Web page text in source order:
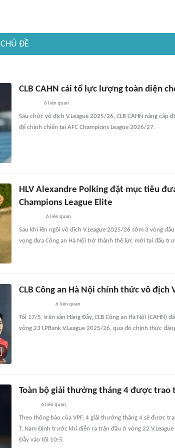
CHỦ ĐỀ
CLB CAHN cải tổ lực lượng toàn diện
6 liên quan
Sau chức vô địch V.League 2025/26, CLB CAHN nâng
để chinh chiến tại AFC Champions League 2026/27.
HLV Alexandre Polking đặt mục tiêu
Champions League Elite
6 liên quan
Sau khi lên ngôi vô địch V.League 2025/26 sớm 3 vòng
vọng đưa Công an Hà Nội trở thành thế lực mới tại đấu
CLB Công an Hà Nội chính thức vô địch
6 liên quan
Tối 17/5, trên sân Hàng Đẫy, CLB Công an Hà Nội (CAHN)
vòng 23 LPBank V.League 2025/26, qua đó chính thức
Toàn bộ giải thưởng tháng 4 được trao
6 liên quan
Theo thông báo của VPF, 4 giải thưởng tháng 4 sẽ được
T. Nam Định trước khi diễn ra trận đấu ở vòng 22
Đẫy vào tối 10-5.